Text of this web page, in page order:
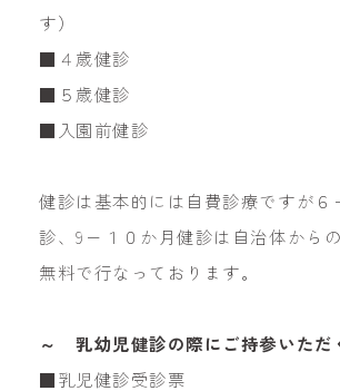
す）
■４歳健診
■５歳健診
■入園前健診
健診は基本的には自費診療ですが
診、9−１０か月健診は自治体から
無料で行なっております。
～ 乳幼児健診の際にご持参いた
■乳児健診受診票